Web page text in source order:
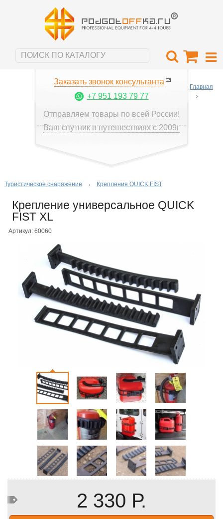
Заказать звонок консультанта
+7 951 193 79 77
Отправляем товары по всей России!
Ваш спутник в путешествиях с 2009г
Главная
Туристическое снаряжение Крепления QUICK FIST
Крепление универсальное QUICK
FIST XL
Артикул: 60060
2 330 Р.